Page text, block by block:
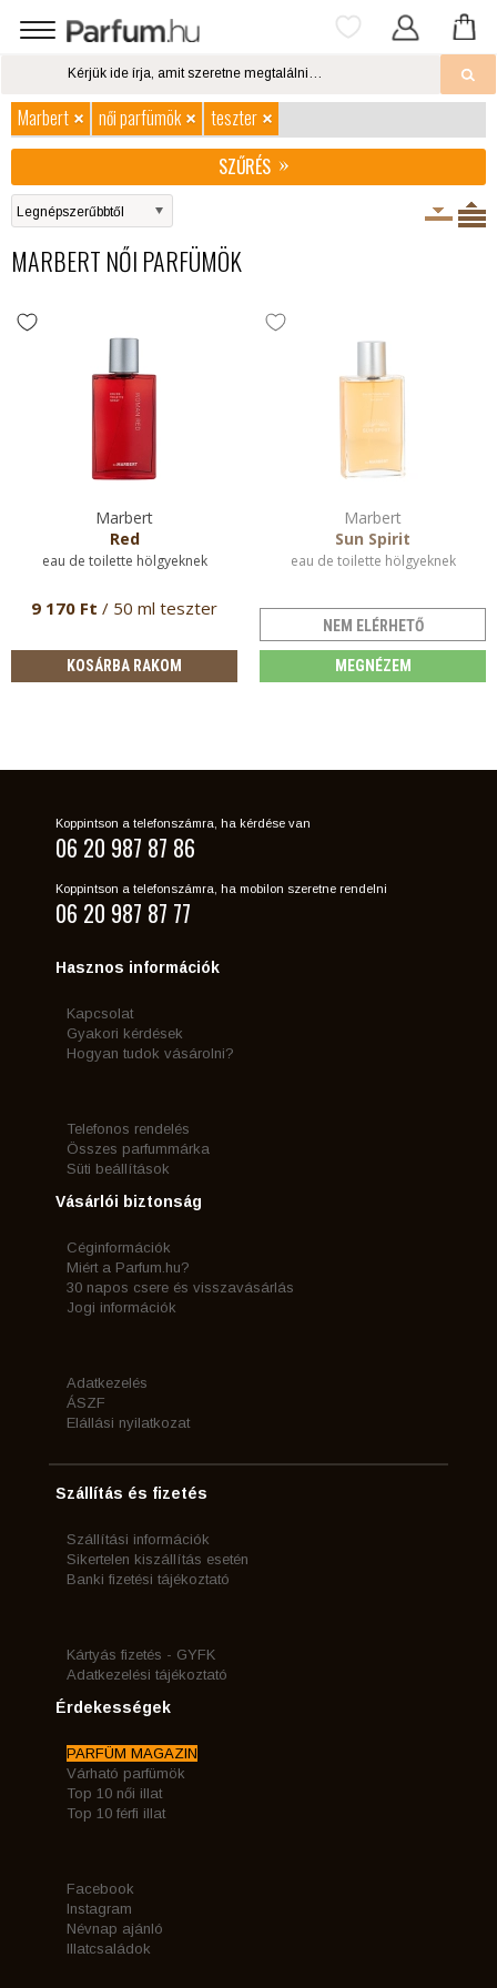
Marbert női parfümök
teszter
SZŰRÉS
MARBERT NŐI PARFÜMÖK
Marbert
Red
eau de toilette hölgyeknek
9 170 Ft / 50 ml teszter
KOSÁRBA RAKOM
Marbert
Sun Spirit
eau de toilette hölgyeknek
NEM ELÉRHETŐ
MEGNÉZEM
Koppintson a telefonszámra, ha kérdése van
06 20 987 87 86
Koppintson a telefonszámra, ha mobilon szeretne rendelni
06 20 987 87 77
Hasznos információk
Kapcsolat
Gyakori kérdések
Hogyan tudok vásárolni?
Telefonos rendelés
Összes parfummárka
Süti beállítások
Vásárlói biztonság
Céginformációk
Miért a Parfum.hu?
30 napos csere és visszavásárlás
Jogi információk
Adatkezelés
ÁSZF
Elállási nyilatkozat
Szállítás és fizetés
Szállítási információk
Sikertelen kiszállítás esetén
Banki fizetési tájékoztató
Kártyás fizetés - GYFK
Adatkezelési tájékoztató
Érdekességek
PARFÜM MAGAZIN
Várható parfümök
Top 10 női illat
Top 10 férfi illat
Facebook
Instagram
Névnap ajánló
Illatcsaládok